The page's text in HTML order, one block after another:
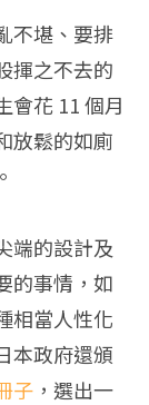
不堪、要排
揮之不去的
會花 11 個月
放鬆的如廁
端的設計及
的事情，如
相當人性化
本政府還頒
子 ，選出一